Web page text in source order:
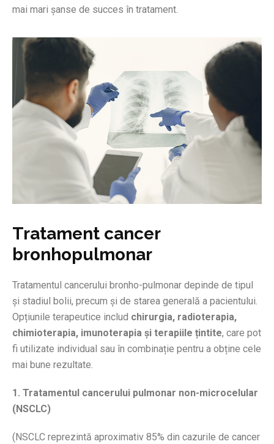
mai mari șanse de succes în tratament.
Tratament cancer
bronhopulmonar
Tratamentul cancerului bronho-pulmonar depinde de tipul
și stadiul bolii, precum și de starea generală a pacientului.
Opțiunile terapeutice includ chirurgia, radioterapia,
chimioterapia, imunoterapia și terapiile țintite, care pot
fi utilizate individual sau în combinație pentru a obține cele
mai bune rezultate.
1. Tratamentul cancerului pulmonar non-microcelular
(NSCLC)
(NSCLC reprezintă aproximativ 85% din cazurile de cancer